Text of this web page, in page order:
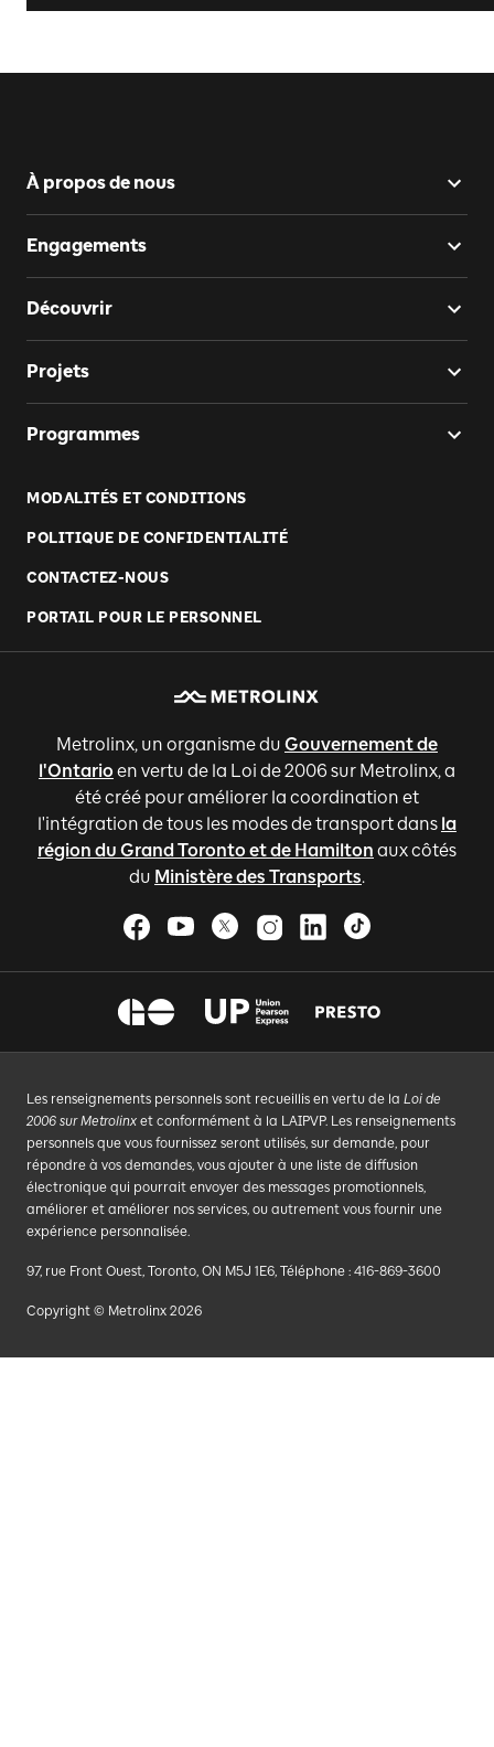
À propos de nous
Engagements
Découvrir
Projets
Programmes
MODALITÉS ET CONDITIONS
POLITIQUE DE CONFIDENTIALITÉ
CONTACTEZ-NOUS
PORTAIL POUR LE PERSONNEL
Metrolinx, un organisme du Gouvernement de
l'Ontario en vertu de la Loi de 2006 sur Metrolinx, a
été créé pour améliorer la coordination et
l'intégration de tous les modes de transport dans la
région du Grand Toronto et de Hamilton aux côtés
du Ministère des Transports.
Les renseignements personnels sont recueillis en vertu de la Loi de
2006 sur Metrolinx et conformément à la LAIPVP. Les renseignements
personnels que vous fournissez seront utilisés, sur demande, pour
répondre à vos demandes, vous ajouter à une liste de diffusion
électronique qui pourrait envoyer des messages promotionnels,
améliorer et améliorer nos services, ou autrement vous fournir une
expérience personnalisée.
97, rue Front Ouest, Toronto, ON M5J 1E6, Téléphone : 416-869-3600
Copyright © Metrolinx 2026